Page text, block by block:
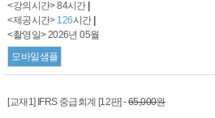
<강의시간> 84시간
<제공시간> 126시간
<촬영일> 2026년 05월
모바일샘플
[교재1] IFRS 중급회계 [12판] -65,000원